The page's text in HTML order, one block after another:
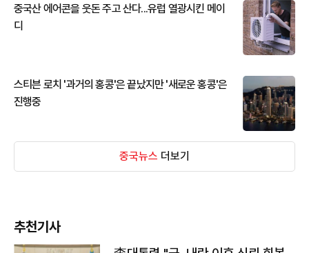
중국산 에어콘을 웃돈 주고 산다...유럽 열광시킨 메이
디
스티븐 로치 '과거의 홍콩'은 끝났지만 '새로운 홍콩'은
진행중
중국뉴스 더보기
추천기사